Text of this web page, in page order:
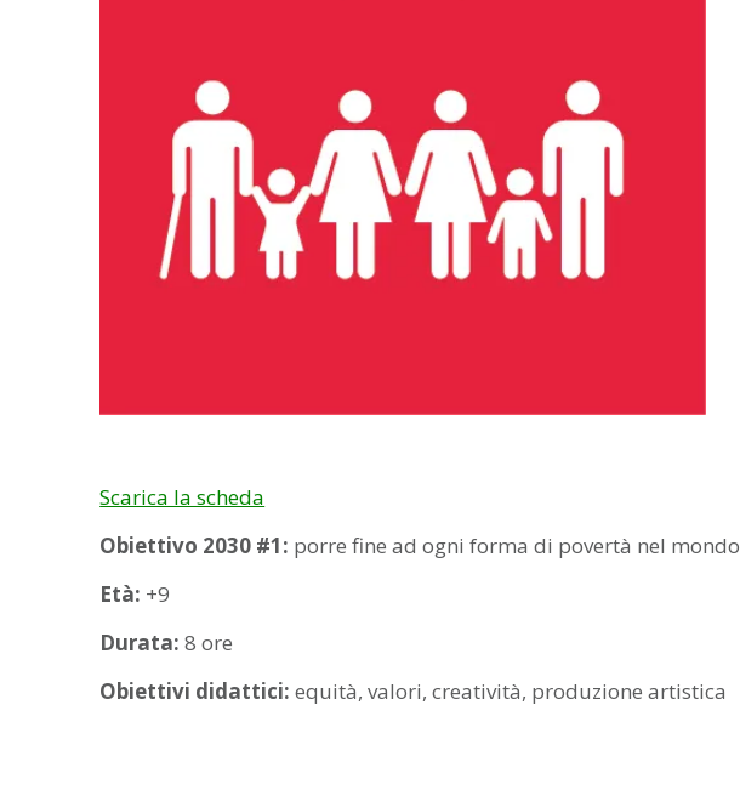
Scarica la scheda
Obiettivo 2030 #1: porre fine ad ogni forma di povertà nel mondo
Età: +9
Durata: 8 ore
Obiettivi didattici: equità, valori, creatività, produzione artistica